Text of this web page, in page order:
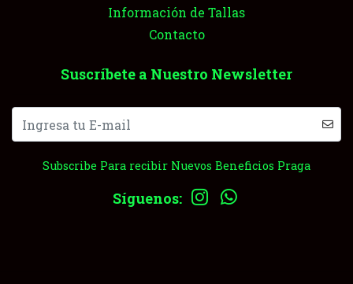
Información de Tallas
Contacto
Suscríbete a Nuestro Newsletter
Subscribe Para recibir Nuevos Beneficios Praga
Síguenos: